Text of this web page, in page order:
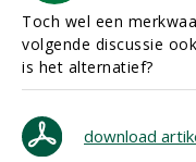
Toch wel een
volgende discussie
is het alternatief?
download